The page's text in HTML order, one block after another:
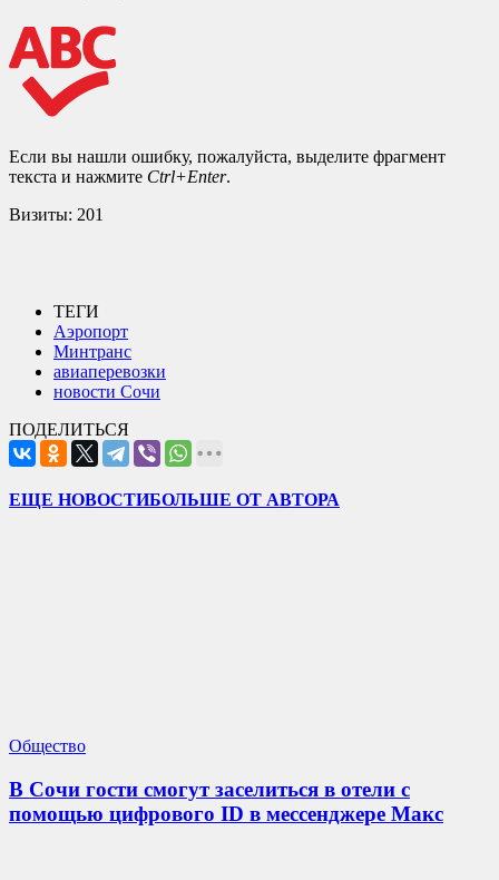
Если вы нашли ошибку, пожалуйста, выделите фрагмент
текста и нажмите Ctrl+Enter.
Визиты: 201
ТЕГИ
Аэропорт
Минтранс
авиаперевозки
новости Сочи
ПОДЕЛИТЬСЯ
ЕЩЕ НОВОСТИБОЛЬШЕ ОТ АВТОРА
Общество
В Сочи гости смогут заселиться в отели с
помощью цифрового ID в мессенджере Макс